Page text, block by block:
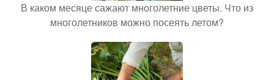
В каком месяце сажают многолетние цветы. Что из
многолетников можно посеять летом?